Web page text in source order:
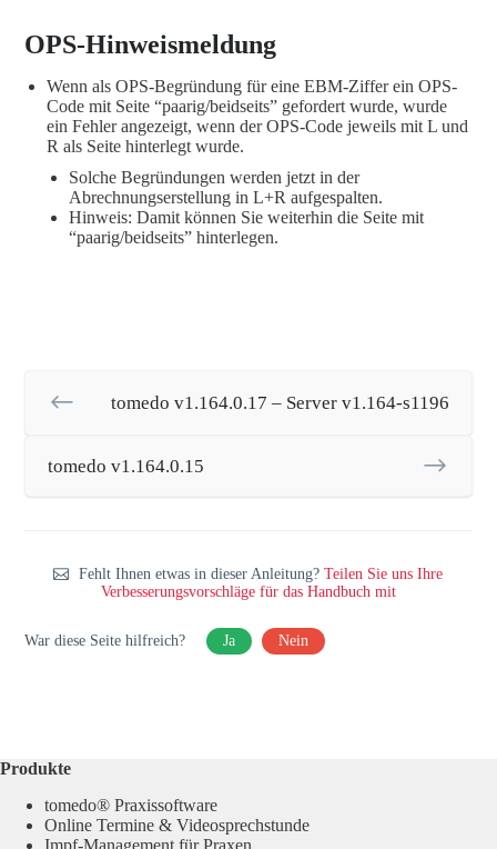
OPS-Hinweismeldung
Wenn als OPS-Begründung für eine EBM-Ziffer ein OPS-
Code mit Seite “paarig/beidseits” gefordert wurde, wurde
ein Fehler angezeigt, wenn der OPS-Code jeweils mit L und
R als Seite hinterlegt wurde.
Solche Begründungen werden jetzt in der
Abrechnungserstellung in L+R aufgespalten.
Hinweis: Damit können Sie weiterhin die Seite mit
“paarig/beidseits” hinterlegen.
tomedo v1.164.0.17 – Server v1.164-s1196
tomedo v1.164.0.15
Fehlt Ihnen etwas in dieser Anleitung?Teilen Sie uns Ihre
Verbesserungsvorschläge für das Handbuch mit
War diese Seite hilfreich? Ja Nein
Produkte
tomedo® Praxissoftware
Online Termine & Videosprechstunde